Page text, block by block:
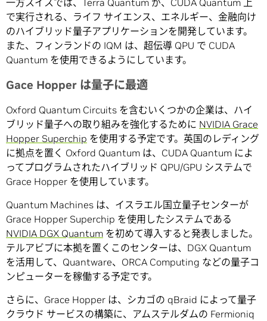
一方スイスでは、Terra Quantum が、CUDA Quantum 上
で実行される、ライフ サイエンス、エネルギー、金融向け
のハイブリッド量子アプリケーションを開発しています。
また、フィンランドの IQM は、超伝導 QPU で CUDA
Quantum を使用できるようにしています。
Gace Hopper は量子に最適
Oxford Quantum Circuits を含むいくつかの企業は、ハイ
ブリッド量子への取り組みを強化するために NVIDIA Grace
Hopper Superchip を使用する予定です。英国のレディング
に拠点を置く Oxford Quantum は、CUDA Quantum によ
ってプログラムされたハイブリッド QPU/GPU システムで
Grace Hopper を使用しています。
Quantum Machines は、イスラエル国立量子センターが
Grace Hopper Superchip を使用したシステムである
NVIDIA DGX Quantum を初めて導入すると発表しました。
テルアビブに本拠を置くこのセンターは、DGX Quantum
を活用して、Quantware、ORCA Computing などの量子コ
ンピューターを稼働する予定です。
さらに、Grace Hopper は、シカゴの qBraid によって量子
クラウド サービスの構築に、アムステルダムの Fermioniq